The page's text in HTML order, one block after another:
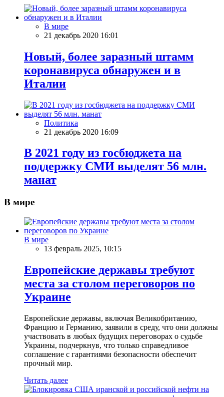
В мире
21 декабрь 2020 16:01
Новый, более заразный штамм
коронавируса обнаружен и в
Италии
Политика
21 декабрь 2020 16:09
В 2021 году из госбюджета на
поддержку СМИ выделят 56 млн.
манат
В мире
В мире
13 февраль 2025, 10:15
Европейские державы требуют
места за столом переговоров по
Украине
Европейские державы, включая Великобританию,
Францию и Германию, заявили в среду, что они должны
участвовать в любых будущих переговорах о судьбе
Украины, подчеркнув, что только справедливое
соглашение с гарантиями безопасности обеспечит
прочный мир.
Читать далее